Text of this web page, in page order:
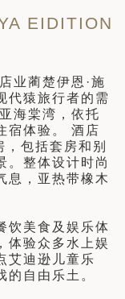
EIDITION
业蔺楚伊恩·施
代猿旅行者的需
海棠湾，依托
宿体验。 酒店
包括套房和别
。整体设计时尚
息，亚热带橡木
饮美食及娱乐体
体验众多水上娱
艾迪逊儿童乐
的自由乐土。